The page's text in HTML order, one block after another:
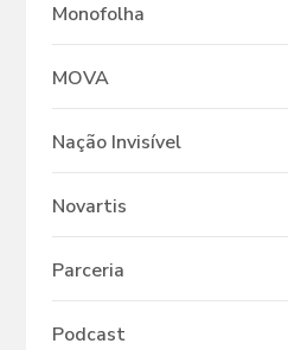
Monofolha
MOVA
Nação Invisível
Novartis
Parceria
Podcast